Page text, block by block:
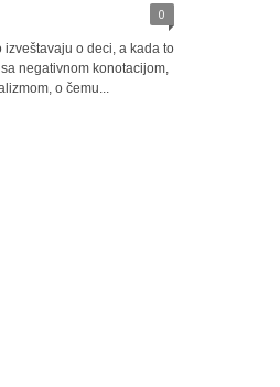
0
o deci, a kada to
negativnom konotacijom,
o čemu...